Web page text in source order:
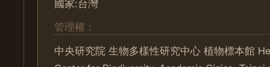
國家:台灣
管理權：
中央研究院 生物多樣性研究中心 植物標本館